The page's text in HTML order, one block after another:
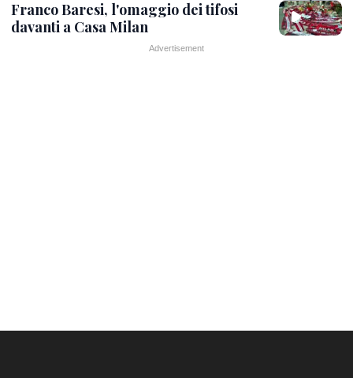
Franco Baresi, l'omaggio dei tifosi
davanti a Casa Milan